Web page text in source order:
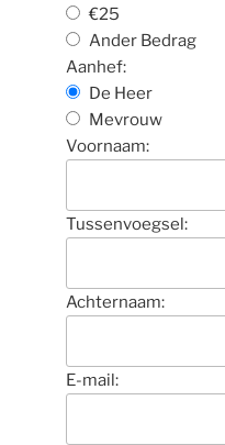
€25
Ander Bedrag
Aanhef:
De Heer
Mevrouw
Voornaam:
Tussenvoegsel:
Achternaam:
E-mail: